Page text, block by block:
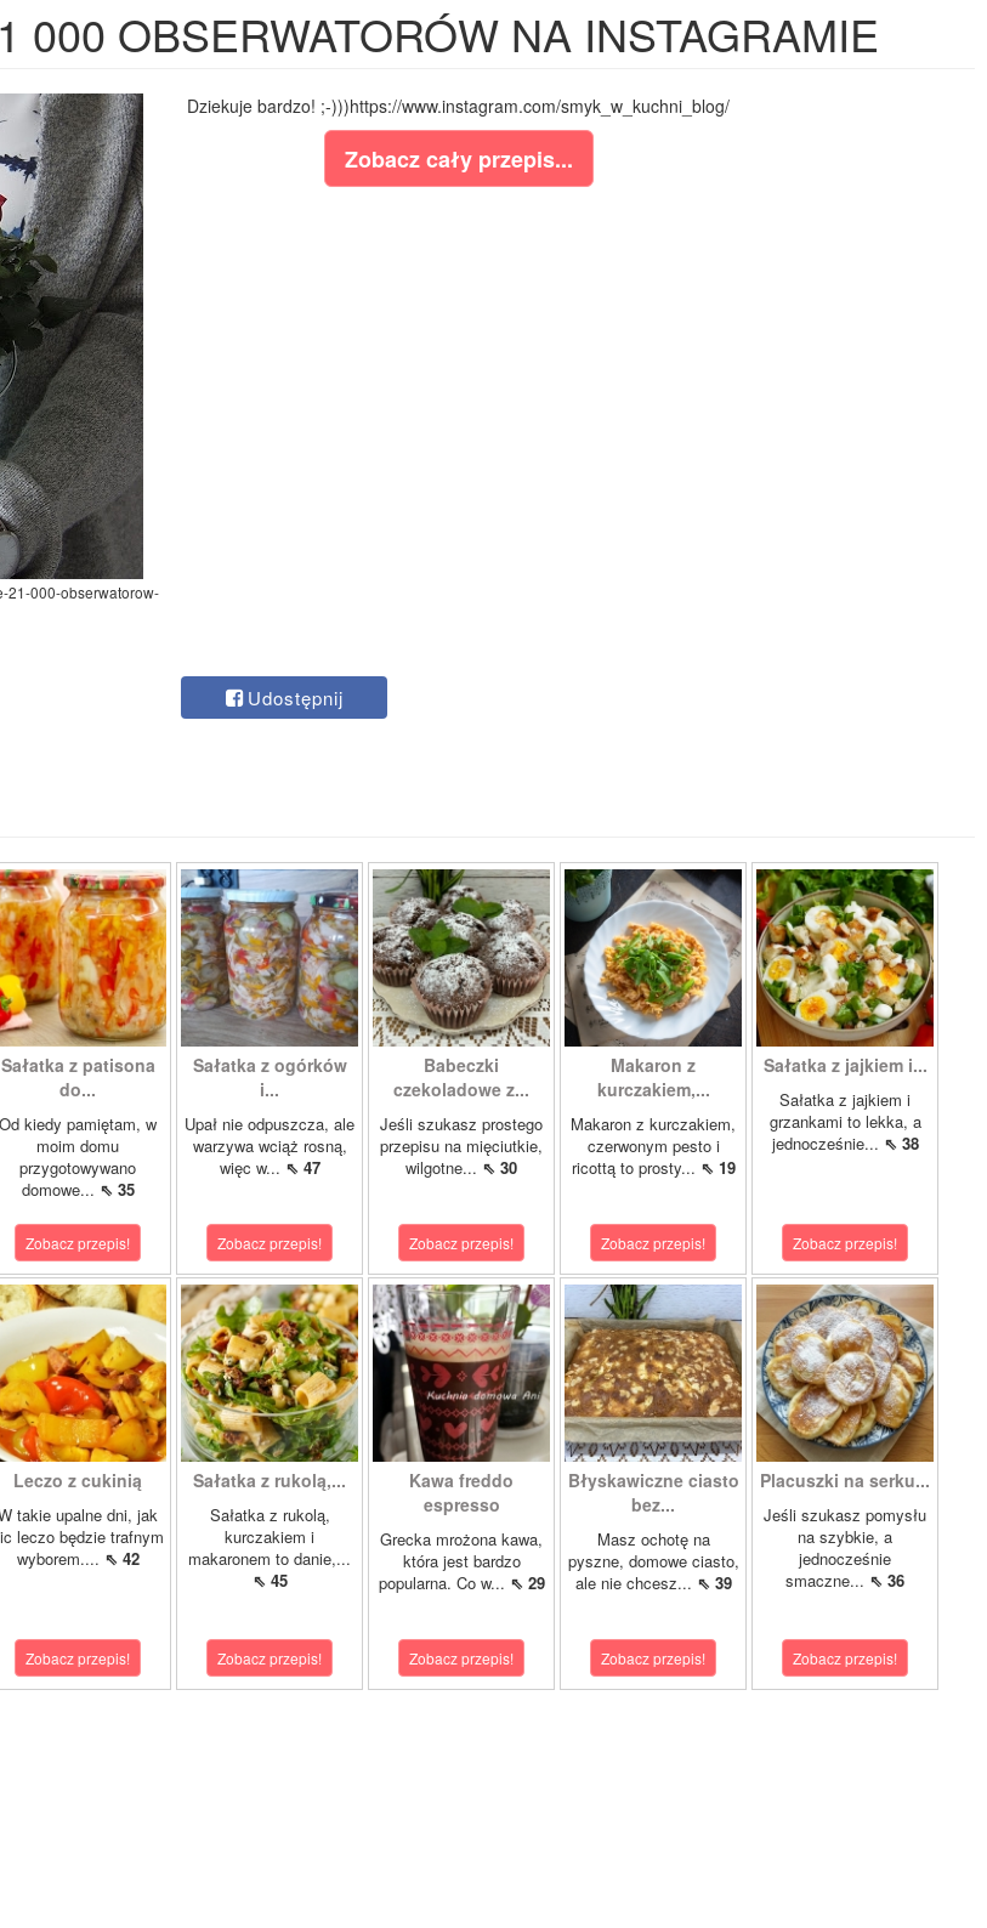
000 OBSERWATORÓW NA INSTAGRAMIE
21-000-obserwatorow-
Dziekuje bardzo! ;-)))https://www.instagram.com/smyk_w_kuchni_blog/
Zobacz cały przepis...
Udostępnij
Sałatka z patisona
do...
Od kiedy pamiętam, w
moim domu
przygotowywano
domowe... ⇖ 35
Zobacz przepis!
Sałatka z ogórków
i...
Upał nie odpuszcza, ale
warzywa wciąż rosną,
więc w... ⇖ 47
Zobacz przepis!
Babeczki
czekoladowe z...
Jeśli szukasz prostego
przepisu na mięciutkie,
wilgotne... ⇖ 30
Zobacz przepis!
Makaron z
kurczakiem,...
Makaron z kurczakiem,
czerwonym pesto i
ricottą to prosty... ⇖ 19
Zobacz przepis!
Sałatka z jajkiem i...
Sałatka z jajkiem i
grzankami to lekka, a
jednocześnie... ⇖ 38
Zobacz przepis!
Leczo z cukinią
takie upalne dni, jak
leczo będzie trafnym
wyborem.... ⇖ 42
Zobacz przepis!
Sałatka z rukolą,...
Sałatka z rukolą,
kurczakiem i
makaronem to danie,...
⇖ 45
Zobacz przepis!
Kawa freddo
espresso
Grecka mrożona kawa,
która jest bardzo
popularna. Co w... ⇖ 29
Zobacz przepis!
Błyskawiczne ciasto
bez...
Masz ochotę na
pyszne, domowe ciasto,
ale nie chcesz... ⇖ 39
Zobacz przepis!
Placuszki na serku...
Jeśli szukasz pomysłu
na szybkie, a
jednocześnie
smaczne... ⇖ 36
Zobacz przepis!